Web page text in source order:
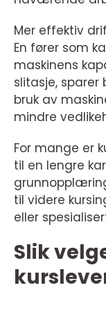
Mer effektiv
En fører som
maskinens
slitasje, sparer
bruk av
mindre
For mange er
til en lengre
til videre
eller
Slik